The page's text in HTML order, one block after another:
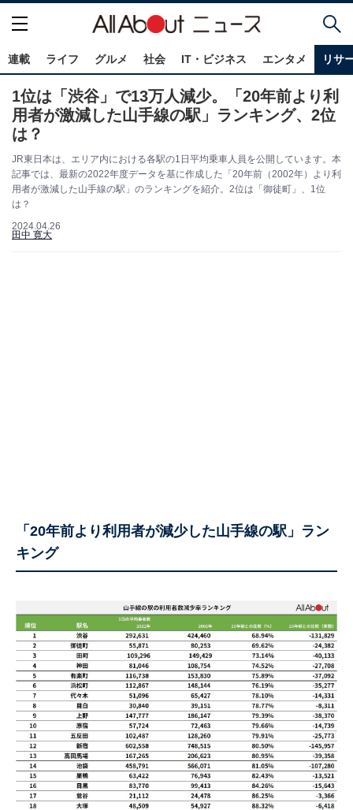
連載 ライフ グルメ 社会 IT・ビジネス エンタメ リサ
1位は「渋谷」で13万人減少。「20年前より利
用者が激減した山手線の駅」ランキング、2位
は？
JR東日本は、エリア内における各駅の1日平均乗車人員を公開しています。本
記事では、最新の2022年度データを基に作成した「20年前（2002年）より利
用者が激減した山手線の駅」のランキングを紹介。2位は「御徒町」、1位
は？
2024.04.26
田中 寛大
「20年前より利用者が減少した山手線の駅」ラン
キング